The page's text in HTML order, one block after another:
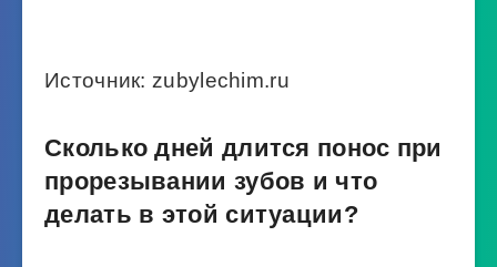
Источник: zubylechim.ru
Сколько дней длится понос при
прорезывании зубов и что
делать в этой ситуации?